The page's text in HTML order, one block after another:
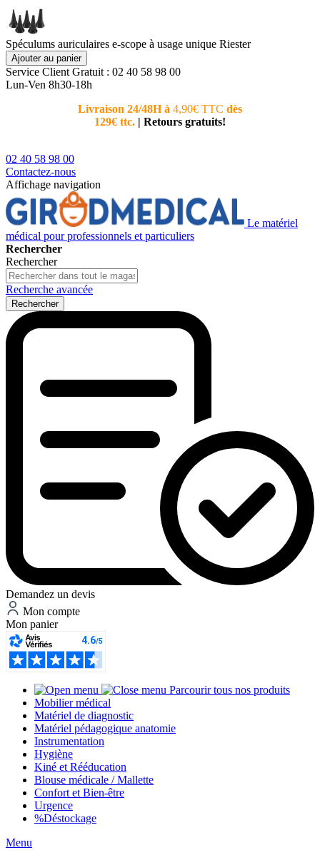
Spéculums auriculaires e-scope à usage unique Riester
Ajouter au panier
Service Client Gratuit : 02 40 58 98 00
Lun-Ven 8h30-18h
Livraison 24/48H à 4,90€ TTC dès
129€ ttc. | Retours gratuits!
02 40 58 98 00
Contactez-nous
Affichage navigation
Le matériel
médical pour professionnels et particuliers
Rechercher
Rechercher
Recherche avancée
Rechercher
Demandez un devis
Mon compte
Mon panier
Parcourir tous nos produits
Mobilier médical
Matériel de diagnostic
Matériel pédagogique anatomie
Instrumentation
Hygiène
Kiné et Rééducation
Blouse médicale / Mallette
Confort et Bien-être
Urgence
%Déstockage
Menu